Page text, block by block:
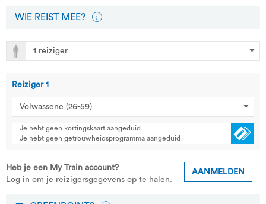
WIE REIST MEE?
Reiziger 1
Je hebt geen kortingskaart aangeduid
Je hebt geen getrouwheidsprogramma aangeduid
Heb je een My Train account?
Log in om je reizigersgegevens op te halen.
AANMELDEN